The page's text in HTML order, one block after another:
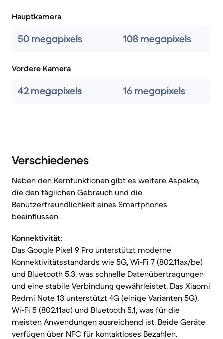
Hauptkamera
50 megapixels 108 megapixels
Vordere Kamera
42 megapixels 16 megapixels
Verschiedenes
Neben den Kernfunktionen gibt es weitere Aspekte,
die den täglichen Gebrauch und die
Benutzerfreundlichkeit eines Smartphones
beeinflussen.
Konnektivität:
Das Google Pixel 9 Pro unterstützt moderne
Konnektivitätsstandards wie 5G, Wi-Fi 7 (802.11ax/be)
und Bluetooth 5.3, was schnelle Datenübertragungen
und eine stabile Verbindung gewährleistet. Das Xiaomi
Redmi Note 13 unterstützt 4G (einige Varianten 5G),
Wi-Fi 5 (802.11ac) und Bluetooth 5.1, was für die
meisten Anwendungen ausreichend ist. Beide Geräte
verfügen über NFC für kontaktloses Bezahlen.